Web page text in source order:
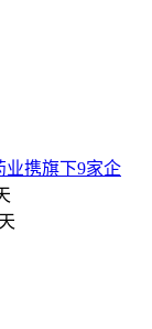
业携旗下9家企